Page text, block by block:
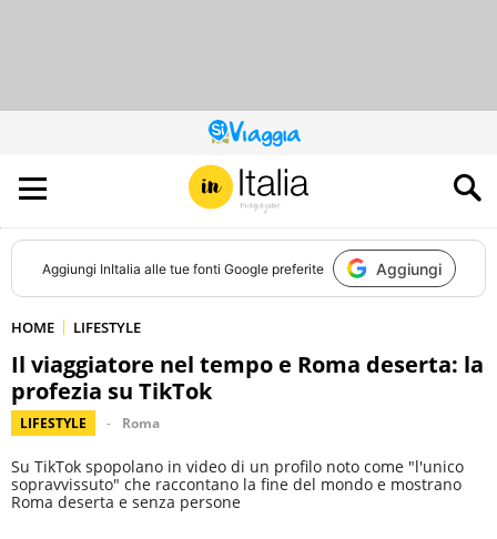
QUESTO
SITO
CONTRIBUISCE
ALL’AUDIENCE
DI
Aggiungi InItalia alle tue fonti Google preferite Aggiungi
HOME LIFESTYLE
Il viaggiatore nel tempo e Roma deserta: la
profezia su TikTok
LIFESTYLE Roma
Su TikTok spopolano in video di un profilo noto come "l'unico
sopravvissuto" che raccontano la fine del mondo e mostrano
Roma deserta e senza persone